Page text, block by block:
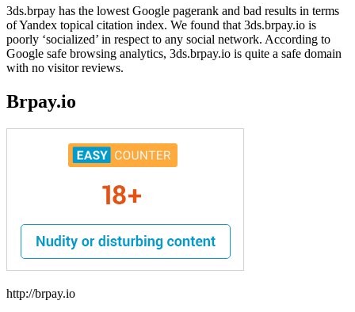
3ds.brpay has the lowest Google pagerank and bad results in terms
of Yandex topical citation index. We found that 3ds.brpay.io is
poorly ‘socialized’ in respect to any social network. According to
Google safe browsing analytics, 3ds.brpay.io is quite a safe domain
with no visitor reviews.
Brpay.io
http://brpay.io